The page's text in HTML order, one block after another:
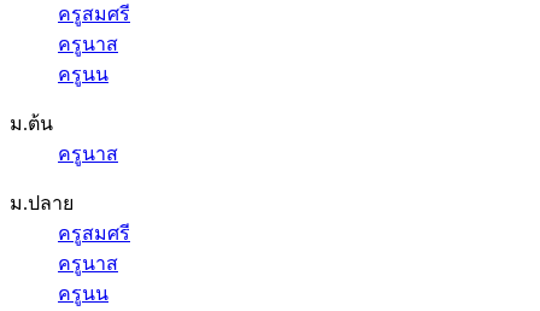
ครูสมศรี
ครูนาส
ครูนน
ม.ต้น
ครูนาส
ม.ปลาย
ครูสมศรี
ครูนาส
ครูนน